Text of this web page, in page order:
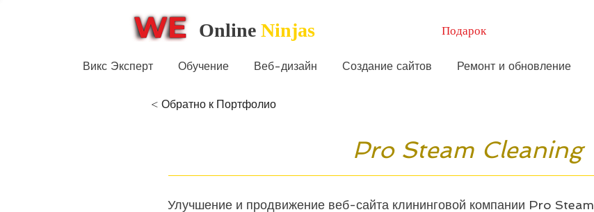
Online Ninjas Подарок
Викс Эксперт Обучение Веб-дизайн Создание сайтов Ремонт и обновление
< Обратно к Портфолио
Pro Steam Cleaning
Улучшение и продвижение веб-сайта клининговой компании Pro Steam